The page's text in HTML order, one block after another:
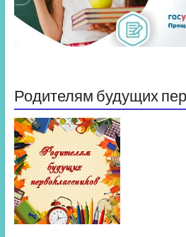
Родителям будущих